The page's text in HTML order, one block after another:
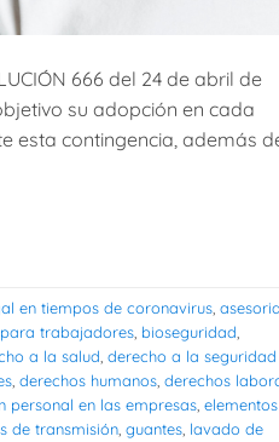
666 del 24 de abril de
su adopción en cada
esta contingencia, además
en tiempos de coronavirus,
trabajadores, bioseguridad,
a la salud, derecho a la seguridad
, derechos humanos, derechos
personal en las empresas,
de transmisión, guantes, lavado de